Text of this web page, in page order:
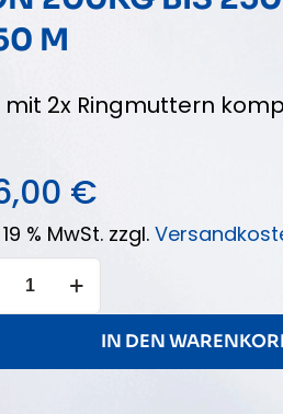
M
mit 2x Ringmuttern
€
% MwSt. zzgl.
IN DEN